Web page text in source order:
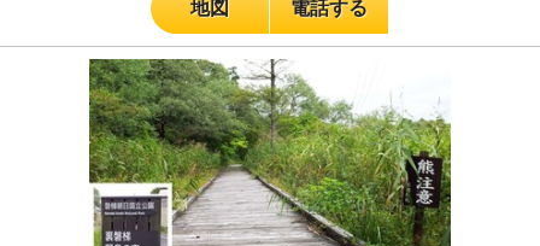
地図 電話する